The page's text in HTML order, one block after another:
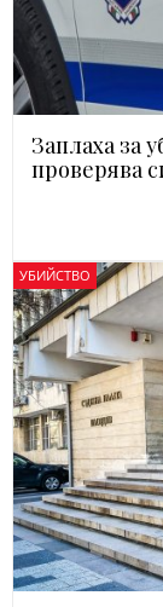
Заплаха за
проверява
УБИЙСТВО